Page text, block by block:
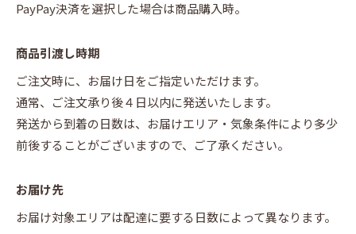
PayPay決済を選択した場合は商品購入時。
商品引渡し時期
ご注文時に、お届け日をご指定いただけます。
通常、ご注文承り後４日以内に発送いたします。
発送から到着の日数は、お届けエリア・気象条件により多少
前後することがございますので、ご了承ください。
お届け先
お届け対象エリアは配達に要する日数によって異なります。